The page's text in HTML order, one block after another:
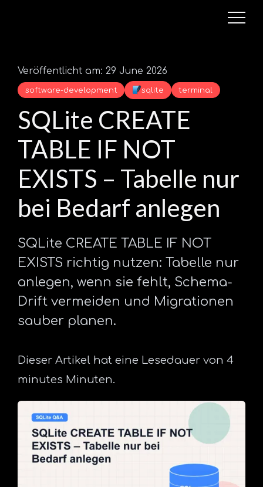
Veröffentlicht am: 29 June 2026
software-development sqlite terminal
SQLite CREATE
TABLE IF NOT
EXISTS – Tabelle nur
bei Bedarf anlegen
SQLite CREATE TABLE IF NOT
EXISTS richtig nutzen: Tabelle nur
anlegen, wenn sie fehlt, Schema-
Drift vermeiden und Migrationen
sauber planen.
Dieser Artikel hat eine Lesedauer von 4
minutes Minuten.